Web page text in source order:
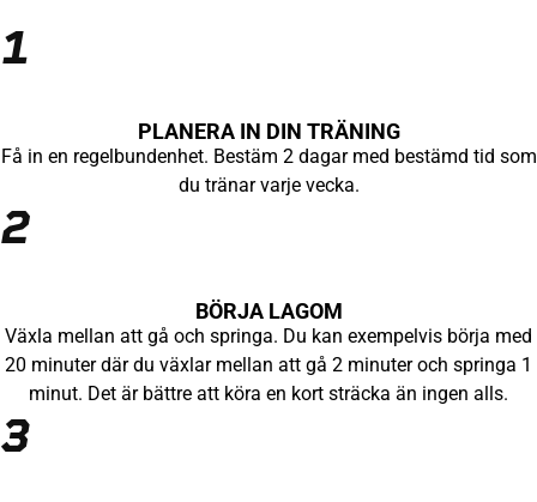
1
PLANERA IN DIN TRÄNING
Få in en regelbundenhet. Bestäm 2 dagar med bestämd tid som
du tränar varje vecka.
2
BÖRJA LAGOM
Växla mellan att gå och springa. Du kan exempelvis börja med
20 minuter där du växlar mellan att gå 2 minuter och springa 1
minut. Det är bättre att köra en kort sträcka än ingen alls.
3